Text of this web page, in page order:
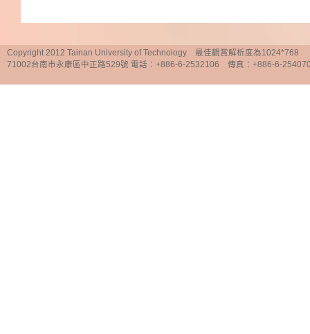
Copyright 2012 Tainan University of Technology 最佳觀賞解析度為1024*768
71002台南市永康區中正路529號 電話：+886-6-2532106 傳真：+886-6-